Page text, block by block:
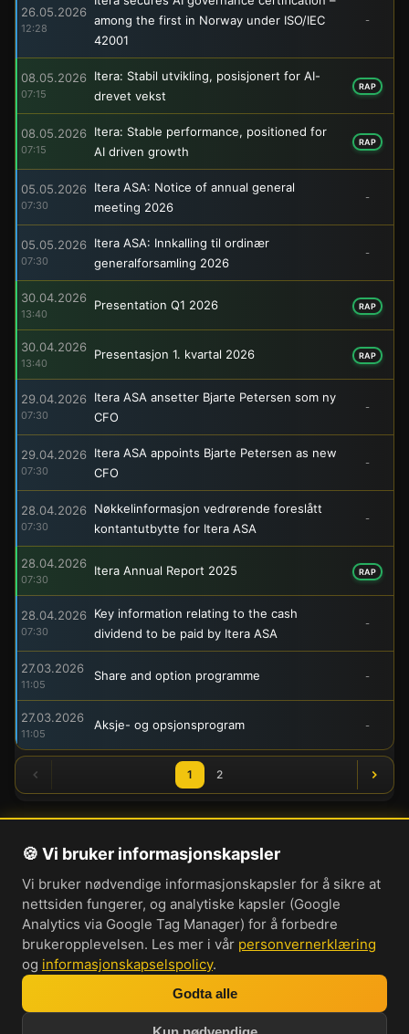
26.05.2026
12:28
among the first in Norway under ISO/IEC
42001
-
08.05.2026
07:15
Itera: Stabil utvikling, posisjonert for AI-
drevet vekst
RAP
08.05.2026
07:15
Itera: Stable performance, positioned for
AI driven growth
RAP
05.05.2026
07:30
Itera ASA: Notice of annual general
meeting 2026
-
05.05.2026
07:30
Itera ASA: Innkalling til ordinær
generalforsamling 2026
-
30.04.2026
13:40
Presentation Q1 2026 RAP
30.04.2026
13:40
Presentasjon 1. kvartal 2026 RAP
29.04.2026
07:30
Itera ASA ansetter Bjarte Petersen som ny
CFO
-
29.04.2026
07:30
Itera ASA appoints Bjarte Petersen as new
CFO
-
28.04.2026
07:30
Nøkkelinformasjon vedrørende foreslått
kontantutbytte for Itera ASA
-
28.04.2026
07:30
Itera Annual Report 2025 RAP
28.04.2026
07:30
Key information relating to the cash
dividend to be paid by Itera ASA
-
27.03.2026
11:05
Share and option programme -
27.03.2026
11:05
Aksje- og opsjonsprogram -
1 2
Om oss
Personvernerklæring
Informasjonskapsler
Brukervilkår
Cookie-innstillinger
🍪 Vi bruker informasjonskapsler
Vi bruker nødvendige informasjonskapsler for å sikre at
nettsiden fungerer, og analytiske kapsler (Google
Analytics via Google Tag Manager) for å forbedre
brukeropplevelsen. Les mer i vår personvernerklæring
og informasjonskapselspolicy.
Godta alle